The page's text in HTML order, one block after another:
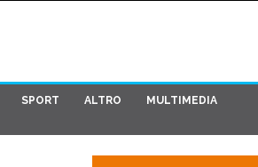
SPORT ALTRO MULTIMEDIA